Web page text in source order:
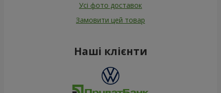
Усі фото доставок
Замовити цей товар
Наші клієнти